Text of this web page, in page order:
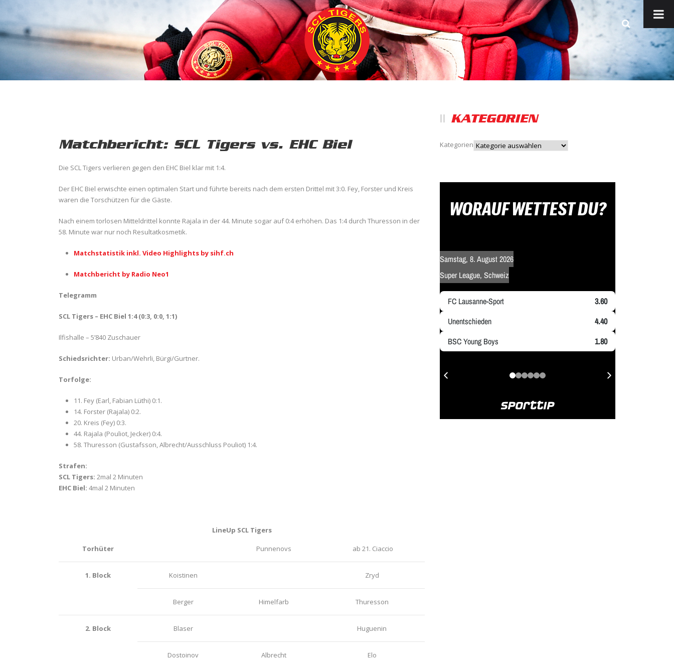
Matchbericht: SCL Tigers vs. EHC Biel
Die SCL Tigers verlieren gegen den EHC Biel klar mit 1:4.
Der EHC Biel erwischte einen optimalen Start und führte bereits nach dem ersten Drittel mit 3:0. Fey, Forster und Kreis
waren die Torschützen für die Gäste.
Nach einem torlosen Mitteldrittel konnte Rajala in der 44. Minute sogar auf 0:4 erhöhen. Das 1:4 durch Thuresson in der
58. Minute war nur noch Resultatkosmetik.
Matchstatistik inkl. Video Highlights by sihf.ch
Matchbericht by Radio Neo1
Telegramm
SCL Tigers – EHC Biel 1:4 (0:3, 0:0, 1:1)
Ilfishalle – 5’840 Zuschauer
Schiedsrichter: Urban/Wehrli, Bürgi/Gurtner.
Torfolge:
11. Fey (Earl, Fabian Lüthi) 0:1.
14. Forster (Rajala) 0:2.
20. Kreis (Fey) 0:3.
44. Rajala (Pouliot, Jecker) 0:4.
58. Thuresson (Gustafsson, Albrecht/Ausschluss Pouliot) 1:4.
Strafen:
SCL Tigers: 2mal 2 Minuten
EHC Biel: 4mal 2 Minuten
LineUp SCL Tigers
Torhüter Punnenovs ab 21. Ciaccio
1. Block Koistinen Zryd
Berger Himelfarb Thuresson
2. Block Blaser Huguenin
Dostoinov Albrecht Elo
KATEGORIEN
Kategorien